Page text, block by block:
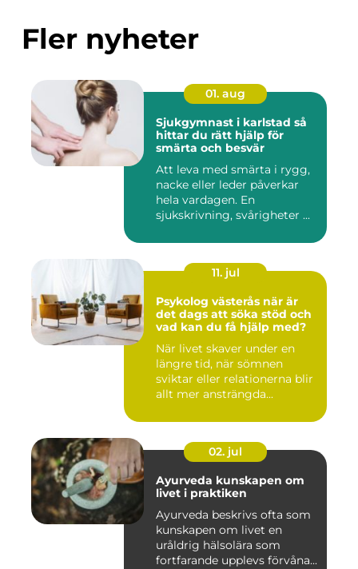
Fler nyheter
01. aug
Sjukgymnast i karlstad så
hittar du rätt hjälp för
smärta och besvär
Att leva med smärta i rygg,
nacke eller leder påverkar
hela vardagen. En
sjukskrivning, svårigheter ...
11. jul
Psykolog västerås när är
det dags att söka stöd och
vad kan du få hjälp med?
När livet skaver under en
längre tid, när sömnen
sviktar eller relationerna blir
allt mer ansträngda...
02. jul
Ayurveda kunskapen om
livet i praktiken
Ayurveda beskrivs ofta som
kunskapen om livet en
uråldrig hälsolära som
fortfarande upplevs förvåna...